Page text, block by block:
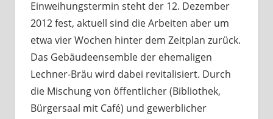
Einweihungstermin steht der 12. Dezember
2012 fest, aktuell sind die Arbeiten aber um
etwa vier Wochen hinter dem Zeitplan zurück.
Das Gebäudeensemble der ehemaligen
Lechner-Bräu wird dabei revitalisiert. Durch
die Mischung von öffentlicher (Bibliothek,
Bürgersaal mit Café) und gewerblicher